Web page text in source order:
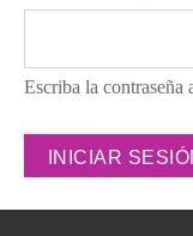
Escriba la contraseña